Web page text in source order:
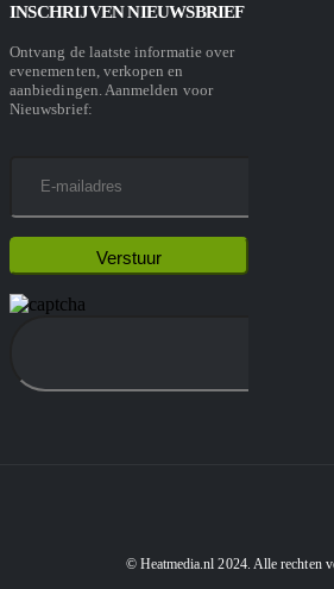
INSCHRIJVEN NIEUWSBRIEF
Ontvang de laatste informatie over
evenementen, verkopen en
aanbiedingen. Aanmelden voor
Nieuwsbrief:
© Heatmedia.nl 2024. Alle rechten